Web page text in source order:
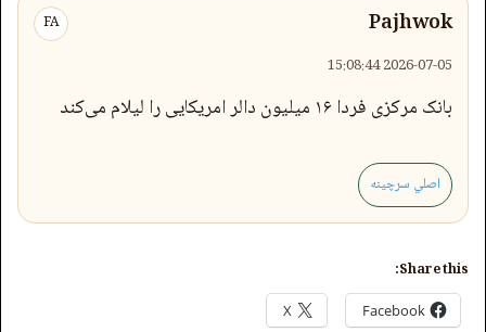
Pajhwok
FA
2026-07-05 15:08:44
بانک مرکزی فردا ۱۶ میلیون دالر امریکایی را لیلام می‌کند
اصلي سرچینه
Share this:
Facebook
X